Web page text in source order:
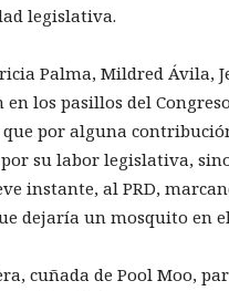
legislativa.
Palma, Mildred Ávila,
los pasillos del
por alguna
por su labor legislativa,
instante, al PRD,
dejaría un mosquito en
cuñada de Pool Moo,